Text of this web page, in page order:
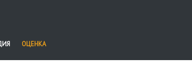
ОЦЕНКА